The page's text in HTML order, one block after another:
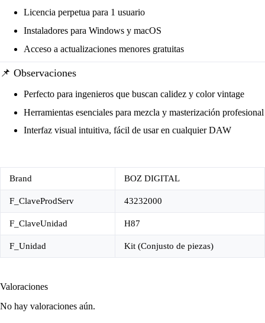
Licencia perpetua para 1 usuario
Instaladores para Windows y macOS
Acceso a actualizaciones menores gratuitas
📌 Observaciones
Perfecto para ingenieros que buscan calidez y color vintage
Herramientas esenciales para mezcla y masterización profesional
Interfaz visual intuitiva, fácil de usar en cualquier DAW
Brand BOZ DIGITAL
F_ClaveProdServ 43232000
F_ClaveUnidad H87
F_Unidad Kit (Conjusto de piezas)
Valoraciones
No hay valoraciones aún.